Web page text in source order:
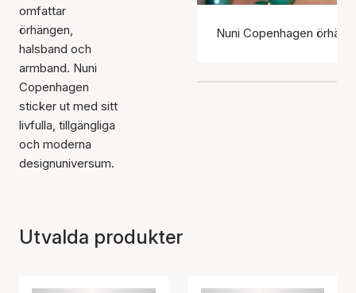
omfattar
örhängen,
halsband och
armband. Nuni
Copenhagen
sticker ut med sitt
livfulla, tillgängliga
och moderna
designuniversum.
Nuni Copenhagen
Utvalda produkter